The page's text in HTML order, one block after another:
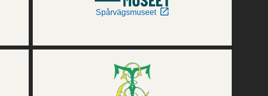
Spårvägsmuseet